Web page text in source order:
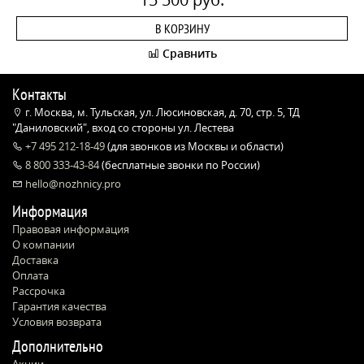
В КОРЗИНУ
Сравнить
Контакты
г. Москва, м. Тульская, ул. Люсиновская, д. 70, стр. 5, ТД
"Даниловский", вход со стороны ул. Лестева
+7 495 212-18-49(для звонков из Москвы и области)
8 800 333-43-84(бесплатные звонки по России)
hello@nozhnicy.pro
Информация
Правовая информация
О компании
Доставка
Оплата
Рассрочка
Гарантия качества
Условия возврата
Дополнительно